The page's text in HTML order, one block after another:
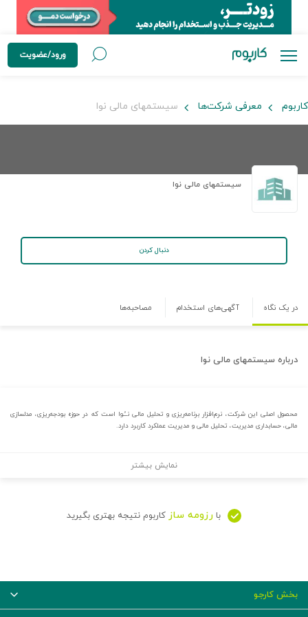
ورود/عضویت
کاربوم معرفی شرکت‌ها سیستمهای مالی نوا
سیستمهای مالی نوا
دنبال کردن
در یک نگاه آگهی‌های استخدام مصاحبه‌ها
درباره سیستمهای مالی نوا
محصول اصلی این شرکت، نرم‌افزار برنامه‌ریزی و تحلیل مالی نــُـوا است که در حوزه بودجه‌ریزی، مدلسازی
مالی، حسابداری مدیریت، تحلیل مالی و مدیریت عملکرد کاربرد دارد.
نمایش بیشتر
با رزومه ساز کاربوم نتیجه بهتری بگیرید
بخش کارجو